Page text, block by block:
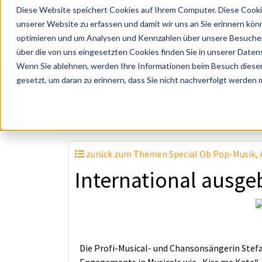
Diese Website speichert Cookies auf Ihrem Computer. Diese
unserer Website zu erfassen und damit wir uns an Sie erinnern
optimieren und um Analysen und Kennzahlen über unsere
über die von uns eingesetzten Cookies finden Sie in unserer
Wenn Sie ablehnen, werden Ihre Informationen beim Besuch
gesetzt, um daran zu erinnern, dass Sie nicht nachverfolgt werden
zurück zum Themen Special Ob Pop-
International
Die Profi-Musical- und Chansonsängerin
Künstler, Zelte, Bands, Catering, ...